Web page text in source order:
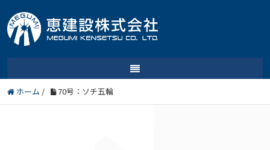
ホーム / 70号：ソチ五輪